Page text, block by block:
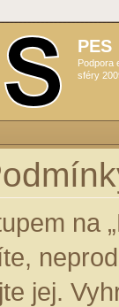
PES
Podpora
sféry
na
jej.